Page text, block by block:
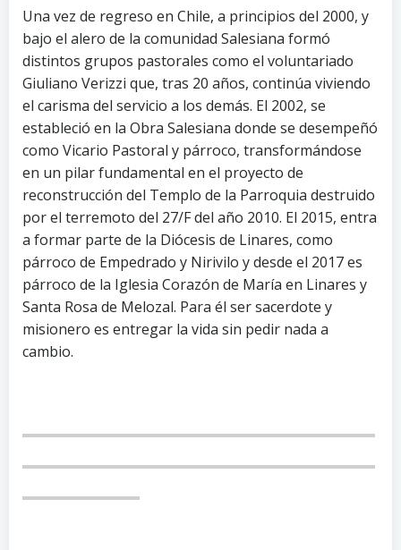
Una vez de regreso en Chile, a principios del 2000, y
bajo el alero de la comunidad Salesiana formó
distintos grupos pastorales como el voluntariado
Giuliano Verizzi que, tras 20 años, continúa viviendo
el carisma del servicio a los demás. El 2002, se
estableció en la Obra Salesiana donde se desempeñó
como Vicario Pastoral y párroco, transformándose
en un pilar fundamental en el proyecto de
reconstrucción del Templo de la Parroquia destruido
por el terremoto del 27/F del año 2010. El 2015, entra
a formar parte de la Diócesis de Linares, como
párroco de Empedrado y Nirivilo y desde el 2017 es
párroco de la Iglesia Corazón de María en Linares y
Santa Rosa de Melozal. Para él ser sacerdote y
misionero es entregar la vida sin pedir nada a
cambio.